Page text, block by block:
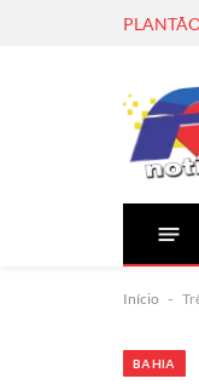
Início -
BAHIA